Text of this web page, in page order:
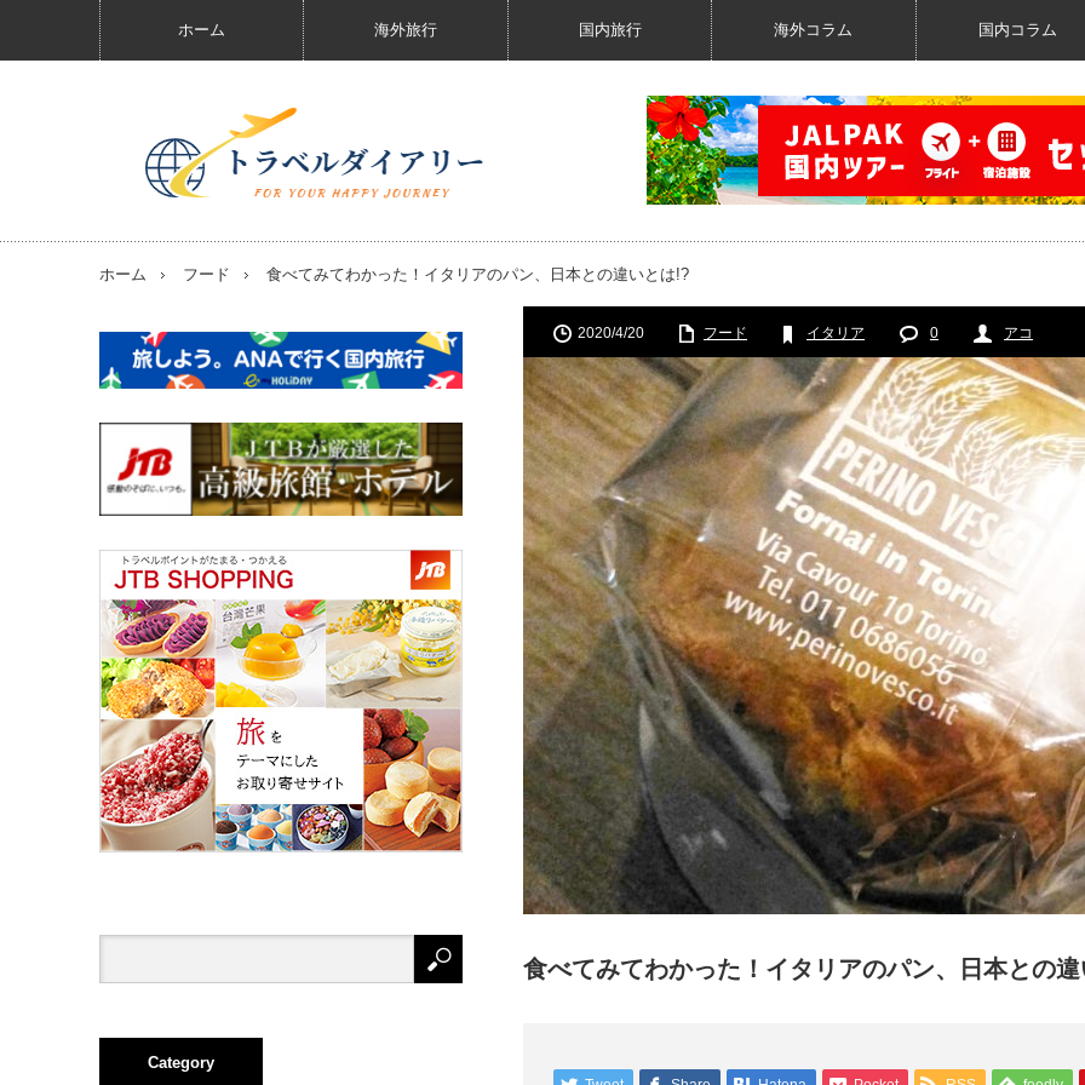
ホーム 海外旅行 国内旅行 海外コラム 国内コラム
ホーム フード 食べてみてわかった！イタリアのパン、日本との違いとは!?
2020/4/20 フード イタリア 0 アコ
食べてみてわかった！イタリアのパン、日本との
Category